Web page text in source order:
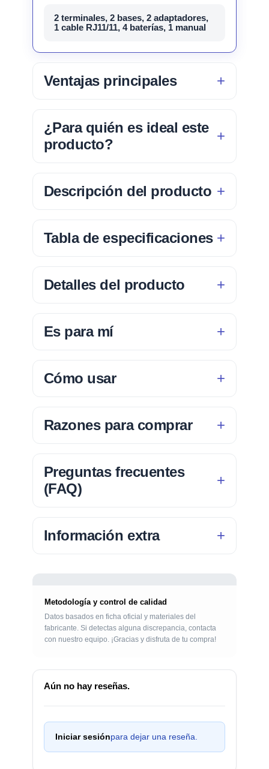
2 terminales, 2 bases, 2 adaptadores,
1 cable RJ11/11, 4 baterías, 1 manual
Ventajas principales
¿Para quién es ideal este
producto?
Descripción del producto
Tabla de especificaciones
Detalles del producto
Es para mí
Cómo usar
Razones para comprar
Preguntas frecuentes
(FAQ)
Información extra
Metodología y control de calidad
Datos basados en ficha oficial y materiales del
fabricante. Si detectas alguna discrepancia, contacta
con nuestro equipo. ¡Gracias y disfruta de tu compra!
Aún no hay reseñas.
Iniciar sesiónpara dejar una reseña.